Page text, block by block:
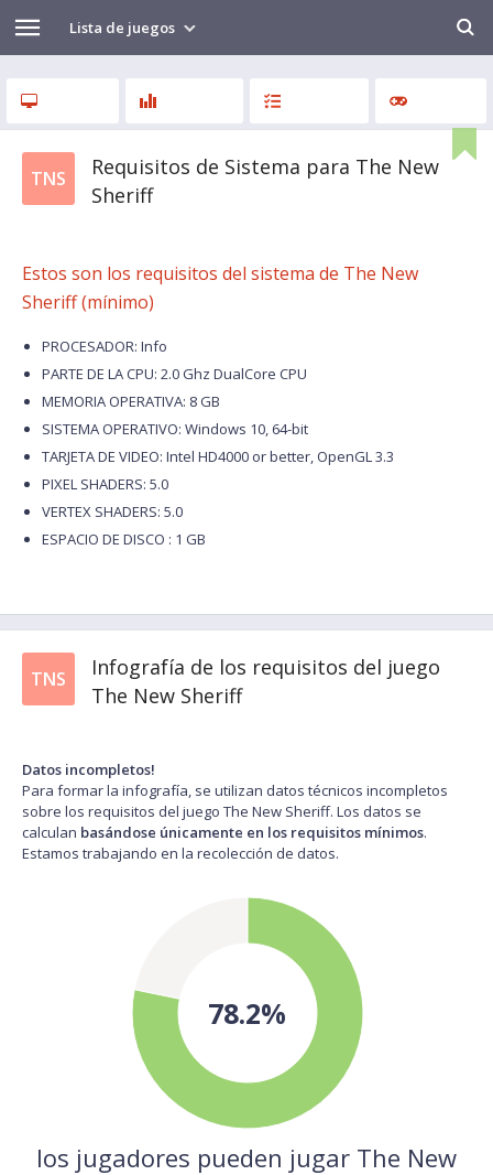
Lista de juegos
TNS
Requisitos de Sistema para The New
Sheriff
Estos son los requisitos del sistema de The New
Sheriff (mínimo)
PROCESADOR: Info
PARTE DE LA CPU: 2.0 Ghz DualCore CPU
MEMORIA OPERATIVA: 8 GB
SISTEMA OPERATIVO: Windows 10, 64-bit
TARJETA DE VIDEO: Intel HD4000 or better, OpenGL 3.3
PIXEL SHADERS: 5.0
VERTEX SHADERS: 5.0
ESPACIO DE DISCO : 1 GB
TNS
Infografía de los requisitos del juego
The New Sheriff
Datos incompletos!
Para formar la infografía, se utilizan datos técnicos incompletos
sobre los requisitos del juego The New Sheriff. Los datos se
calculan basándose únicamente en los requisitos mínimos.
Estamos trabajando en la recolección de datos.
78.2%
los jugadores pueden jugar The New